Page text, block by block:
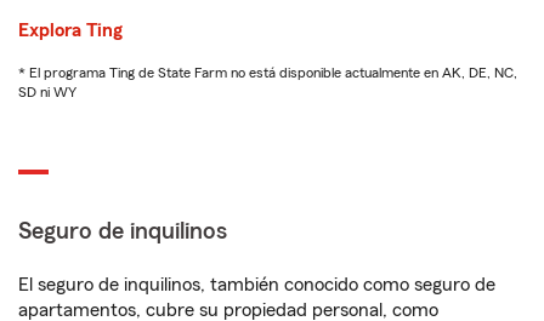
Explora Ting
* El programa Ting de State Farm no está disponible actualmente en AK, DE, NC,
SD ni WY
Seguro de inquilinos
El seguro de inquilinos, también conocido como seguro de
apartamentos, cubre su propiedad personal, como